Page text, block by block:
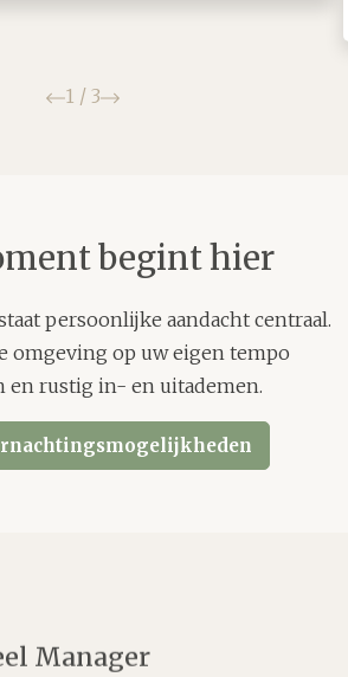
Vorige
1 / 3 Volgende
begint hier
persoonlijke aandacht centraal.
omgeving op uw eigen tempo
en rustig in- en uitademen.
Manager